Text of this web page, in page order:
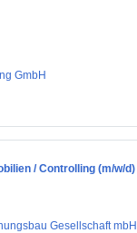
GmbH
/ Controlling (m/w/d)
Gesellschaft mbH